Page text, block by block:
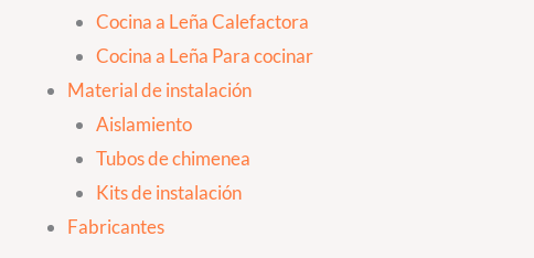
Cocina a Leña Calefactora
Cocina a Leña Para cocinar
Material de instalación
Aislamiento
Tubos de chimenea
Kits de instalación
Fabricantes